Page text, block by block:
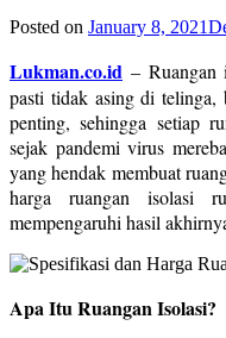
Posted on January 8, 2021
Lukman.co.id –
pasti tidak asing di telinga,
penting, sehingga setiap
sejak pandemi virus
yang hendak membuat
harga ruangan isolasi
mempengaruhi hasil
Apa Itu Ruangan Isolasi?